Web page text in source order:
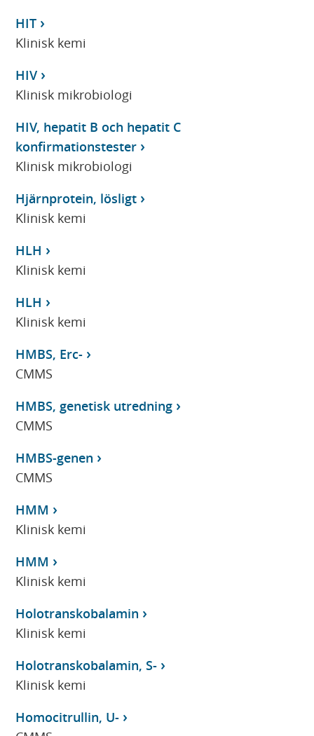
HIT
Klinisk kemi
HIV
Klinisk mikrobiologi
HIV, hepatit B och hepatit C
konfirmationstester
Klinisk mikrobiologi
Hjärnprotein, lösligt
Klinisk kemi
HLH
Klinisk kemi
HLH
Klinisk kemi
HMBS, Erc-
CMMS
HMBS, genetisk utredning
CMMS
HMBS-genen
CMMS
HMM
Klinisk kemi
HMM
Klinisk kemi
Holotranskobalamin
Klinisk kemi
Holotranskobalamin, S-
Klinisk kemi
Homocitrullin, U-